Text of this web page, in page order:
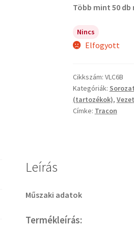
Több mint 50
Nincs
Elfogyott
Cikkszám: VLC6B
Kategóriák:
(tartozékok),
Címke: Tracon
Leírás
Műszaki adatok
Termékleírás: